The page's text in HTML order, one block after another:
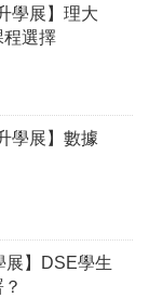
學展】理大
程選擇
學展】數據
展】DSE學生